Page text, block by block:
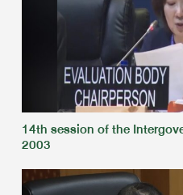
14th session of the
2003